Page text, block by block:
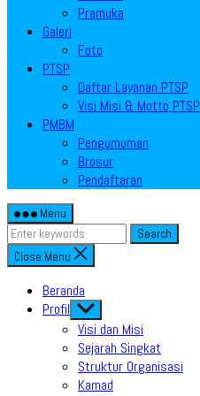
Pramuka
Galeri
Foto
PTSP
Daftar Layanan PTSP
Visi Misi & Motto PTSP
PMBM
Pengumuman
Brosur
Pendaftaran
Menu
Search
Close Menu
Beranda
Profil Show
sub
menu
Visi dan Misi
Sejarah Singkat
Struktur Organisasi
Kamad